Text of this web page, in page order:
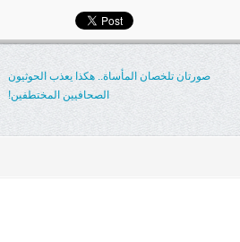
صورتان تلخصان المأساة.. هكذا يعذب الحوثيون
الصحافيين المختطفين!